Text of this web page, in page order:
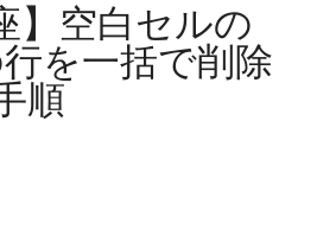
】空白セルの
を一括で削除
順